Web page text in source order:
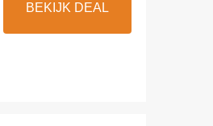
BEKIJK DEAL